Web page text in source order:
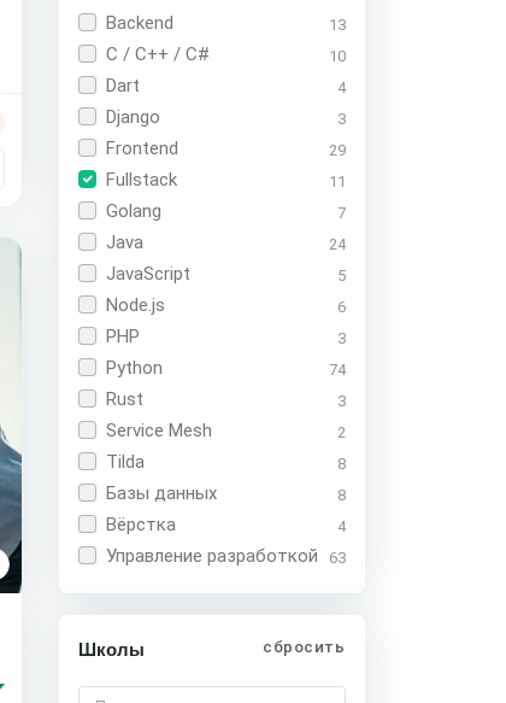
Backend 13
C / C++ / C# 10
Dart 4
Django 3
Frontend 29
Fullstack 11
Golang 7
Java 24
JavaScript 5
Node.js 6
PHP 3
Python 74
Rust 3
Service Mesh 2
Tilda 8
Базы данных 8
Вёрстка 4
Управление разработкой 63
Школы сбросить